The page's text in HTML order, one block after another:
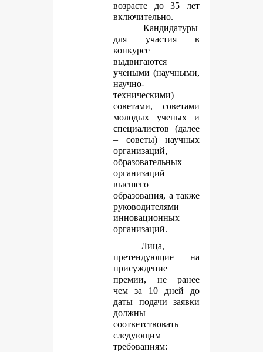
возрасте до 35 лет
включительно.
Кандидатуры
для участия в
конкурсе
выдвигаются
учеными (научными,
научно-
техническими)
советами, советами
молодых ученых и
специалистов (далее
– советы) научных
организаций,
образовательных
организаций
высшего
образования, а также
руководителями
инновационных
организаций.
Лица,
претендующие на
присуждение
премии, не ранее
чем за 10 дней до
даты подачи заявки
должны
соответствовать
следующим
требованиям: